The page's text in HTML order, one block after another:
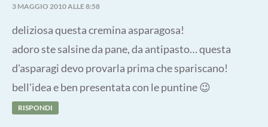
3 MAGGIO 2010 ALLE 8:58
deliziosa questa cremina asparagosa!
adoro ste salsine da pane, da antipasto… questa
d'asparagi devo provarla prima che spariscano!
bell'idea e ben presentata con le puntine 😉
RISPONDI